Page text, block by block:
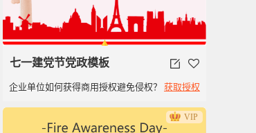
七一建党节党政模板
企业单位如何获得商用授权避免侵权？ 获取授权
VIP